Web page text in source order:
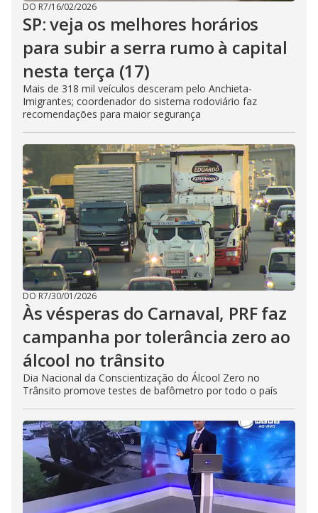
DO R7/16/02/2026
SP: veja os melhores horários
para subir a serra rumo à capital
nesta terça (17)
Mais de 318 mil veículos desceram pelo Anchieta-
Imigrantes; coordenador do sistema rodoviário faz
recomendações para maior segurança
DO R7/30/01/2026
Às vésperas do Carnaval, PRF faz
campanha por tolerância zero ao
álcool no trânsito
Dia Nacional da Conscientização do Álcool Zero no
Trânsito promove testes de bafômetro por todo o país